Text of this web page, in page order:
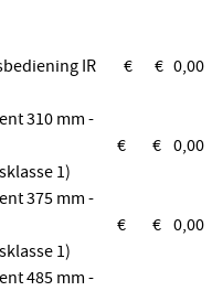
IR
€ € 0,00
310 mm -
1)
€ € 0,00
375 mm -
1)
€ € 0,00
485 mm -